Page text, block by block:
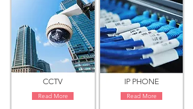
Read More Read More
CCTV IP PHONE